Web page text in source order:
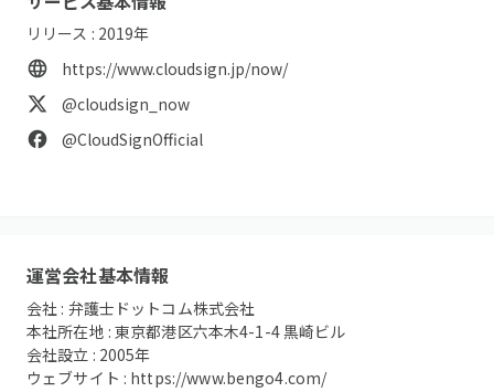
リリース : 2019年
https://www.cloudsign.jp/now/
@cloudsign_now
@CloudSignOfficial
運営会社基本情報
会社 : 弁護士ドットコム株式会社
本社所在地 :東京都港区六本木4-1-4 黒崎ビル
会社設立 : 2005年
ウェブサイト : https://www.bengo4.com/